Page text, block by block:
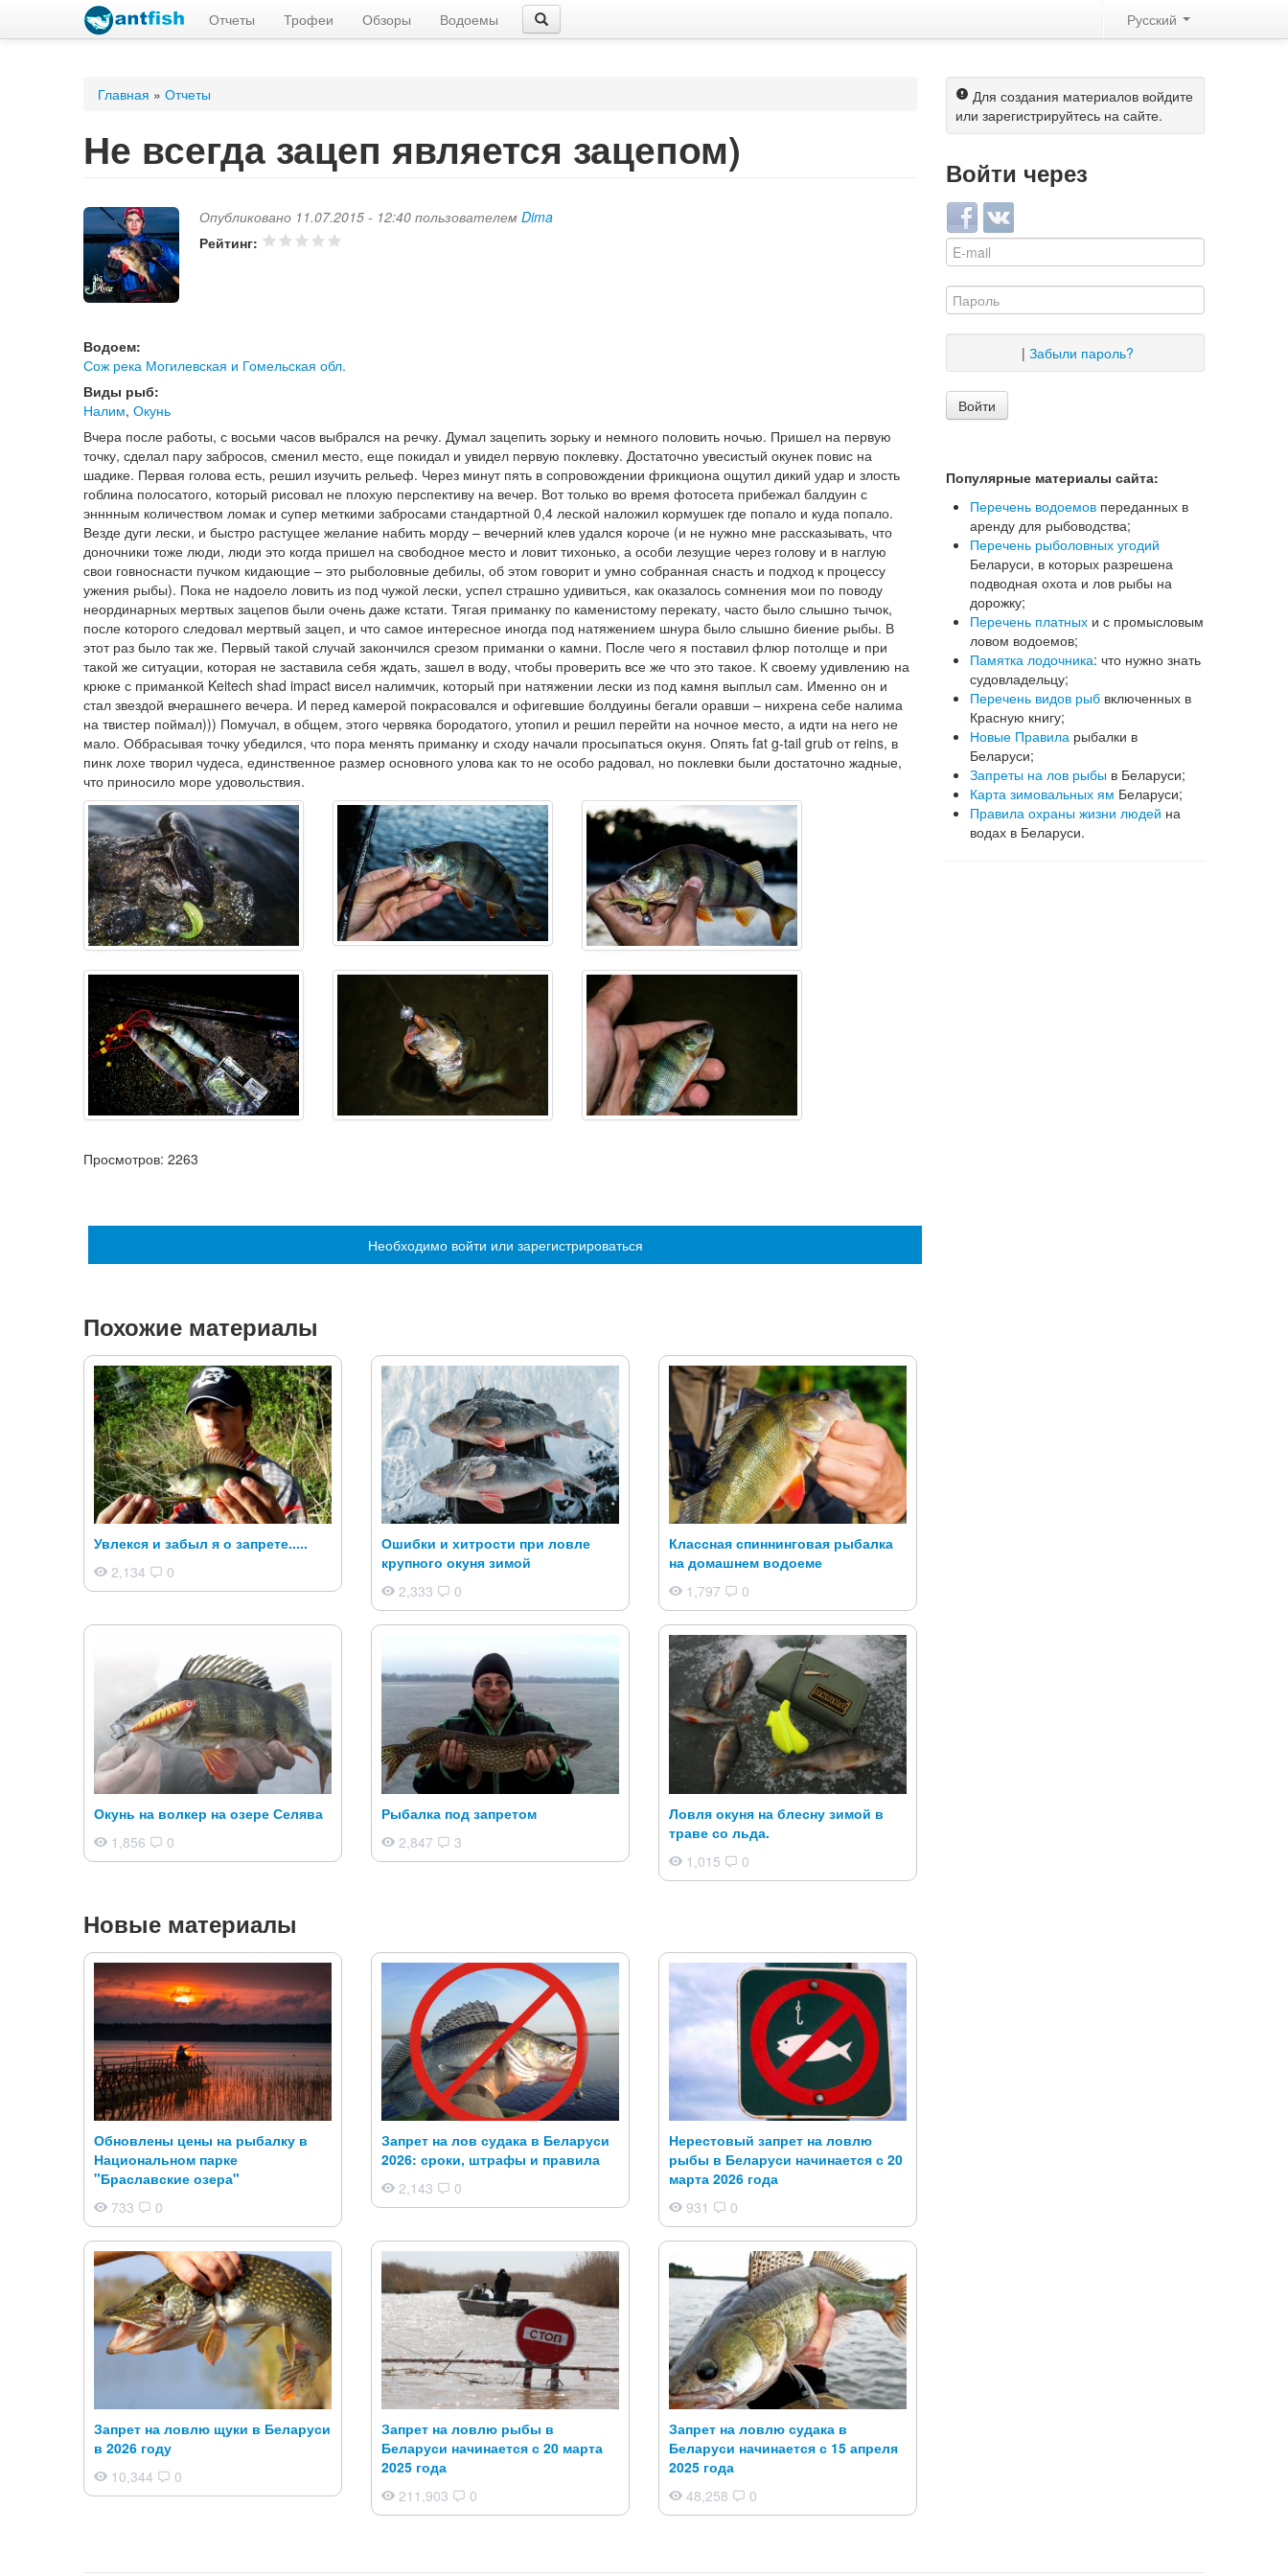
Отчеты Трофеи Обзоры Водоемы Русский
Вы здесь
Главная » Отчеты
Не всегда зацеп является зацепом)
Опубликовано 11.07.2015 - 12:40 пользователем Dima
Рейтинг:
Водоем:
Сож река Могилевская и Гомельская обл.
Виды рыб:
Налим, Окунь
Вчера после работы, с восьми часов выбрался на речку. Думал зацепить зорьку и немного половить ночью. Пришел на первую
точку, сделал пару забросов, сменил место, еще покидал и увидел первую поклевку. Достаточно увесистый окунек повис на
шадике. Первая голова есть, решил изучить рельеф. Через минут пять в сопровождении фрикциона ощутил дикий удар и злость
гоблина полосатого, который рисовал не плохую перспективу на вечер. Вот только во время фотосета прибежал балдуин с
энннным количеством ломак и супер меткими забросами стандартной 0,4 леской наложил кормушек где попало и куда попало.
Везде дуги лески, и быстро растущее желание набить морду – вечерний клев удался короче (и не нужно мне рассказывать, что
доночники тоже люди, люди это когда пришел на свободное место и ловит тихонько, а особи лезущие через голову и в наглую
свои говноснасти пучком кидающие – это рыболовные дебилы, об этом говорит и умно собранная снасть и подход к процессу
ужения рыбы). Пока не надоело ловить из под чужой лески, успел страшно удивиться, как оказалось сомнения мои по поводу
неординарных мертвых зацепов были очень даже кстати. Тягая приманку по каменистому перекату, часто было слышно тычок,
после которого следовал мертвый зацеп, и что самое интересное иногда под натяжением шнура было слышно биение рыбы. В
этот раз было так же. Первый такой случай закончился срезом приманки о камни. После чего я поставил флюр потолще и при
такой же ситуации, которая не заставила себя ждать, зашел в воду, чтобы проверить все же что это такое. К своему удивлению на
крюке с приманкой Keitech shad impact висел налимчик, который при натяжении лески из под камня выплыл сам. Именно он и
стал звездой вчерашнего вечера. И перед камерой покрасовался и офигевшие болдуины бегали оравши – нихрена себе налима
на твистер поймал))) Помучал, в общем, этого червяка бородатого, утопил и решил перейти на ночное место, а идти на него не
мало. Оббрасывая точку убедился, что пора менять приманку и сходу начали просыпаться окуня. Опять fat g-tail grub от reins, в
пинк лохе творил чудеса, единственное размер основного улова как то не особо радовал, но поклевки были достаточно жадные,
что приносило море удовольствия.
Просмотров: 2263
Необходимо войти или зарегистрироваться
Похожие материалы
Увлекся и забыл я о запрете.....
2,134
0
Ошибки и хитрости при ловле
крупного окуня зимой
2,333
0
Классная спиннинговая рыбалка
на домашнем водоеме
1,797
0
Окунь на волкер на озере Селява
1,856
0
Рыбалка под запретом
2,847
3
Ловля окуня на блесну зимой в
траве со льда.
1,015
0
Новые материалы
Обновлены цены на рыбалку в
Национальном парке
"Браславские озера"
733
0
Запрет на лов судака в Беларуси
2026: сроки, штрафы и правила
2,143
0
Нерестовый запрет на ловлю
рыбы в Беларуси начинается с 20
марта 2026 года
931
0
Запрет на ловлю щуки в Беларуси
в 2026 году
10,344
0
Запрет на ловлю рыбы в
Беларуси начинается с 20 марта
2025 года
211,903
0
Запрет на ловлю судака в
Беларуси начинается с 15 апреля
2025 года
48,258
0
Для создания материалов войдите
или зарегистрируйтесь на сайте.
Войти через
Login with Facebook
Login with ВКонтакте
| Забыли пароль?
Войти
Популярные материалы сайта:
Перечень водоемов переданных в
аренду для рыбоводства;
Перечень рыболовных угодий
Беларуси, в которых разрешена
подводная охота и лов рыбы на
дорожку;
Перечень платных и с промысловым
ловом водоемов;
Памятка лодочника: что нужно знать
судовладельцу;
Перечень видов рыб включенных в
Красную книгу;
Новые Правила рыбалки в
Беларуси;
Запреты на лов рыбы в Беларуси;
Карта зимовальных ям Беларуси;
Правила охраны жизни людей на
водах в Беларуси.